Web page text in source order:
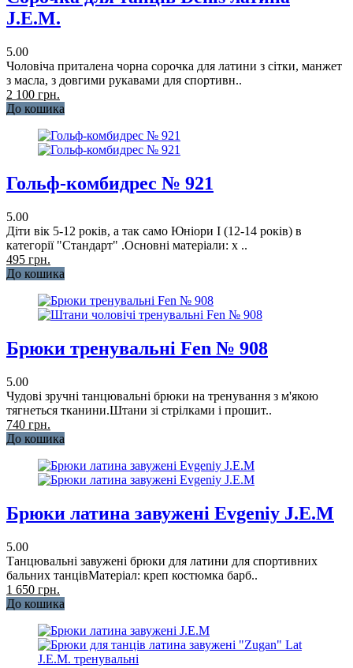
J.E.M.
5.00
Чоловіча приталена чорна сорочка для латини з сітки, манжет
з масла, з довгими рукавами для спортивн..
2 100 грн.
До кошика
Гольф-комбидрес № 921
5.00
Діти вік 5-12 років, а так само Юніори I (12-14 років) в
категорії "Стандарт" .Основні матеріали: х ..
495 грн.
До кошика
Брюки тренувальні Fen № 908
5.00
Чудові зручні танцювальні брюки на тренування з м'якою
тягнеться тканини.Штани зі стрілками і прошит..
740 грн.
До кошика
Брюки латина завужені Evgeniy J.E.M
5.00
Танцювальні завужені брюки для латини для спортивних
бальних танцівМатеріал: креп костюмка барб..
1 650 грн.
До кошика